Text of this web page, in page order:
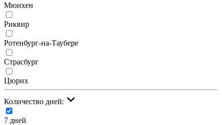
Мюнхен
Риквир
Ротенбург-на-Таубере
Страсбург
Цюрих
Количество дней:
7 дней